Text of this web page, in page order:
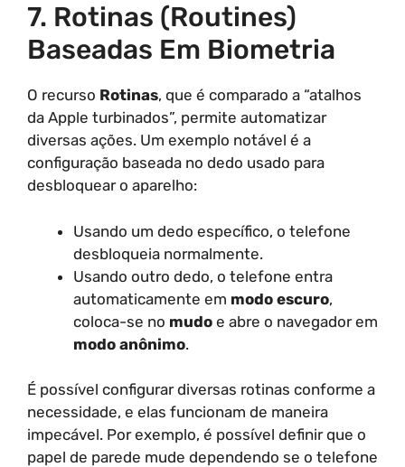
7. Rotinas (Routines)
Baseadas Em Biometria
O recurso Rotinas, que é comparado a “atalhos
da Apple turbinados”, permite automatizar
diversas ações. Um exemplo notável é a
configuração baseada no dedo usado para
desbloquear o aparelho:
Usando um dedo específico, o telefone
desbloqueia normalmente.
Usando outro dedo, o telefone entra
automaticamente em modo escuro,
coloca-se no mudo e abre o navegador em
modo anônimo.
É possível configurar diversas rotinas conforme a
necessidade, e elas funcionam de maneira
impecável. Por exemplo, é possível definir que o
papel de parede mude dependendo se o telefone